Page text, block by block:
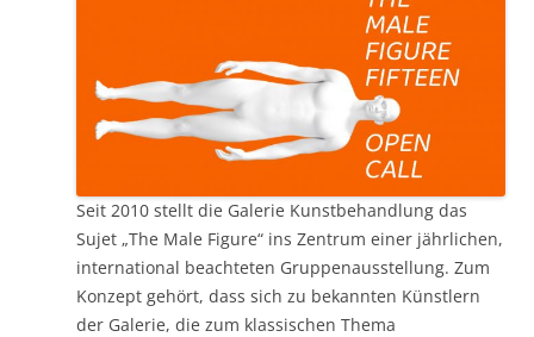
Seit 2010 stellt die Galerie Kunstbehandlung das
Sujet „The Male Figure“ ins Zentrum einer jährlichen,
international beachteten Gruppenausstellung. Zum
Konzept gehört, dass sich zu bekannten Künstlern
der Galerie, die zum klassischen Thema